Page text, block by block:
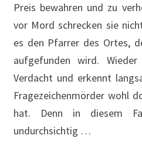
Preis bewahren und zu
vor Mord schrecken sie
es den Pfarrer des Ortes,
aufgefunden wird.
Verdacht und erkennt
Fragezeichenmörder wohl
hat. Denn in diesem
undurchsichtig …